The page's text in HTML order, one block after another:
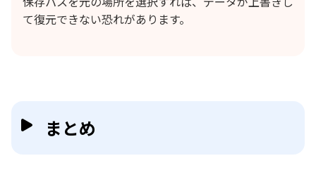
て復元できない恐れがあります。
まとめ